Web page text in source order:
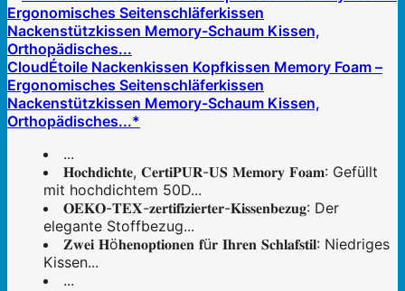
CloudÉtoile Nackenkissen Kopfkissen Memory Foam –
Ergonomisches Seitenschläferkissen
Nackenstützkissen Memory-Schaum Kissen,
Orthopädisches...*
...
𝐇𝐨𝐜𝐡𝐝𝐢𝐜𝐡𝐭𝐞, 𝐂𝐞𝐫𝐭𝐢𝐏𝐔𝐑-𝐔𝐒 𝐌𝐞𝐦𝐨𝐫𝐲 𝐅𝐨𝐚𝐦: Gefüllt
mit hochdichtem 50D...
𝐎𝐄𝐊𝐎-𝐓𝐄𝐗-𝐳𝐞𝐫𝐭𝐢𝐟𝐢𝐳𝐢𝐞𝐫𝐭𝐞𝐫-𝐊𝐢𝐬𝐬𝐞𝐧𝐛𝐞𝐳𝐮𝐠: Der
elegante Stoffbezug...
𝐙𝐰𝐞𝐢 𝐇ö𝐡𝐞𝐧𝐨𝐩𝐭𝐢𝐨𝐧𝐞𝐧 𝐟ü𝐫 𝐈𝐡𝐫𝐞𝐧 𝐒𝐜𝐡𝐥𝐚𝐟𝐬𝐭𝐢𝐥: Niedriges
Kissen...
...